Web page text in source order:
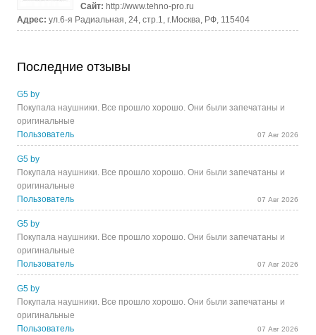
Сайт:http://www.tehno-pro.ru
Адрес:ул.6-я Радиальная, 24, стр.1, г.Москва, РФ, 115404
Последние отзывы
G5 by
Покупала наушники. Все прошло хорошо. Они были запечатаны и
оригинальные
Пользователь
07 Авг 2026
G5 by
Покупала наушники. Все прошло хорошо. Они были запечатаны и
оригинальные
Пользователь
07 Авг 2026
G5 by
Покупала наушники. Все прошло хорошо. Они были запечатаны и
оригинальные
Пользователь
07 Авг 2026
G5 by
Покупала наушники. Все прошло хорошо. Они были запечатаны и
оригинальные
Пользователь
07 Авг 2026